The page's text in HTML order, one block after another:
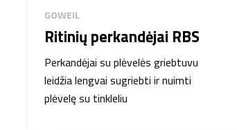
GOWEIL
Ritinių perkandėjai RBS
Perkandėjai su plėvelės griebtuvu
leidžia lengvai sugriebti ir nuimti
plėvelę su tinkleliu